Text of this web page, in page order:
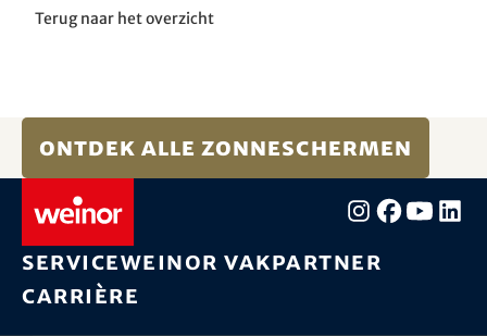
Terug naar het overzicht
Ontdek alle zonneschermen
Serviceweinor vakpartner
Carrière